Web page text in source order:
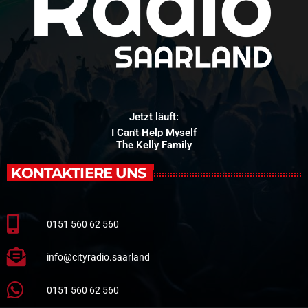
Jetzt läuft:
I Can't Help Myself
The Kelly Family
KONTAKTIERE UNS
0151 560 62 560
info@cityradio.saarland
0151 560 62 560